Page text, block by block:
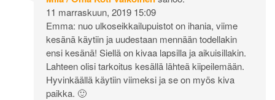
11 marraskuun, 2019 15:09
Emma: nuo ulkoseikkailupuistot on ihania, viime
kesänä käytiin ja uudestaan mennään todellakin
ensi kesänä! Siellä on kivaa lapsilla ja aikuisillakin.
Lahteen olisi tarkoitus kesällä lähteä kiipeilemään.
Hyvinkäällä käytiin viimeksi ja se on myös kiva
paikka. 🙂